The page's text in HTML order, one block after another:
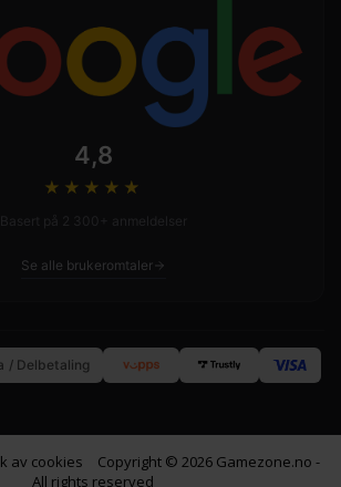
4,8
★★★★ ★
Se alle brukeromtaler
/ Delbetaling
av cookies
Copyright © 2026 Gamezone.no -
All rights reserved